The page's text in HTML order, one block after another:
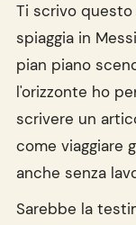
Ti scrivo
spiaggia in
pian piano
l'orizzonte ho
scrivere un
come viaggiare
anche senza
Sarebbe la